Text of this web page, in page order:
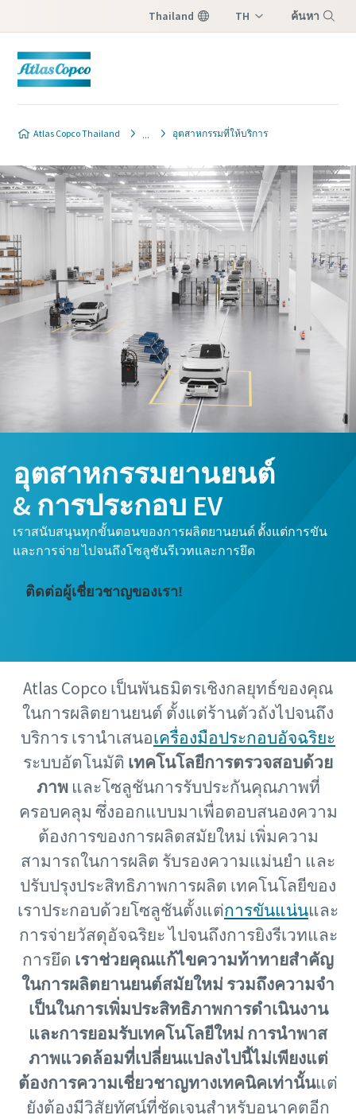
Thailand TH ค้นหา
Atlas Copco Thailand อุตสาหกรรมที่ให้บริการ
อุตสาหกรรมยานยนต์
& การประกอบ EV
เราสนับสนุนทุกขั้นตอนของการผลิตยานยนต์ ตั้งแต่การขัน
และการจ่าย ไปจนถึงโซลูชันรีเวทและการยึด
ติดต่อผู้เชี่ยวชาญของเรา!
Atlas Copco เป็นพันธมิตรเชิงกลยุทธ์ของคุณ
ในการผลิตยานยนต์ ตั้งแต่ร้านตัวถังไปจนถึง
บริการ เรานําเสนอเครื่องมือประกอบอัจฉริยะ
ระบบอัตโนมัติ เทคโนโลยีการตรวจสอบด้วย
ภาพและโซลูชันการรับประกันคุณภาพที่
ครอบคลุม ซึ่งออกแบบมาเพื่อตอบสนองความ
ต้องการของการผลิตสมัยใหม่ เพิ่มความ
สามารถในการผลิต รับรองความแม่นยํา และ
ปรับปรุงประสิทธิภาพการผลิต เทคโนโลยีของ
เราประกอบด้วยโซลูชันตั้งแต่การขันแน่นและ
การจ่ายวัสดุอัจฉริยะไปจนถึงการยิงรีเวทและ
การยึด เราช่วยคุณแก้ไขความท้าทายสําคัญ
ในการผลิตยานยนต์สมัยใหม่ รวมถึงความจํา
เป็นในการเพิ่มประสิทธิภาพการดําเนินงาน
และการยอมรับเทคโนโลยีใหม่ การนําพาส
ภาพแวดล้อมที่เปลี่ยนแปลงไปนี้ไม่เพียงแต่
ต้องการความเชี่ยวชาญทางเทคนิคเท่านั้นแต่
ยังต้องมีวิสัยทัศน์ที่ชัดเจนสําหรับอนาคตอีก
โปรดกรอกข้อมูลด้านล่างและเราจะติดต่อกลับ
หาคุณ
ต้องกรอกข้อมูลในช่องที่มีเครื่องหมาย (*)
ข้อมูลส่วนบุคคล
ชื่อ
นามสกุล
อีเมล
โทรศัพท์
ข้อมูลเพิ่มเติม
บริษัท
รหัสไปรษณีย์
คำขอ
ประเภทคำขอ
คำถามหรือคำขอใดๆ
คุณสนใจที่จะเรียนรู้เพิ่มเติมเกี่ยวกับเทคโนโลยี
ใด*
เครื่องมือขันแน่นและการประกอบ
โปรดกรอกข้อมูลด้านล่างและเราจะติดต่อกลับ
หาคุณ
ต้องกรอกข้อมูลในช่องที่มีเครื่องหมาย (*)
ข้อมูลส่วนบุคคล
ชื่อ
นามสกุล
อีเมล
โทรศัพท์
ข้อมูลเพิ่มเติม
บริษัท
รหัสไปรษณีย์
คำขอ
ประเภทคำขอ
คำถามหรือคำขอใดๆ
คุณสนใจที่จะเรียนรู้เพิ่มเติมเกี่ยวกับเทคโนโลยี
ใด*
เครื่องมือขันแน่นและการประกอบ